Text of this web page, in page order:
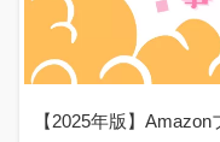
【2025年版】